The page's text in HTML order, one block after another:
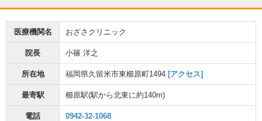
医療機関名 おざさクリニック
院長 小篠 洋之
所在地 福岡県久留米市東櫛原町1494 [アクセス]
最寄駅 櫛原駅(駅から北東に約140m)
電話 0942-32-1068